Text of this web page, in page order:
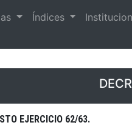
Índices
EJERCICIO 62/63.